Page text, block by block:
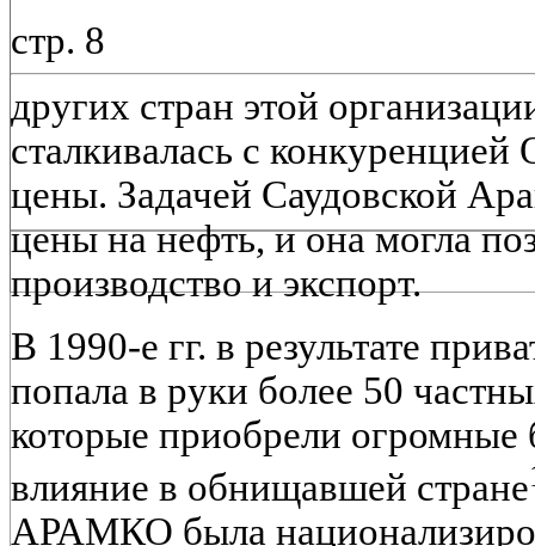
стр. 8
других стран этой
сталкивалась с
цены. Задачей Саудовской
цены на нефть, и она могла
производство и экспорт.
В 1990-е гг. в результате
попала в руки более 50
которые приобрели огромные
влияние в обнищавшей стране
АРАМКО была